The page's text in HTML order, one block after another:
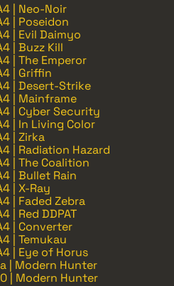
| Neo-Noir
| Poseidon
| Evil Daimyo
| Buzz Kill
| The Emperor
| Griffin
| Desert-Strike
| Mainframe
| Cyber Security
| In Living Color
| Zirka
| Radiation Hazard
| The Coalition
| Bullet Rain
| X-Ray
| Faded Zebra
| Red DDPAT
| Converter
| Temukau
| Eye of Horus
| Modern Hunter
| Modern Hunter